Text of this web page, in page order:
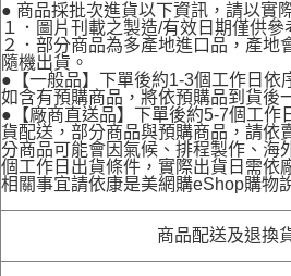
● 商品採批次進貨以下資訊，請以實
１．圖片刊載之製造/有效日期僅供參
２．部分商品為多產地進口品，產地
隨機出貨。
●【一般品】下單後約1-3個工作日依
如含有預購商品，將依預購品到貨後
●【廠商直送品】下單後約5-7個工作
貨配送，部分商品與預購商品，請依
分商品可能會因氣候、排程製作、海
個工作日出貨條件，實際出貨日需依
相關事宜請依康是美網購eShop購物
商品配送及退換